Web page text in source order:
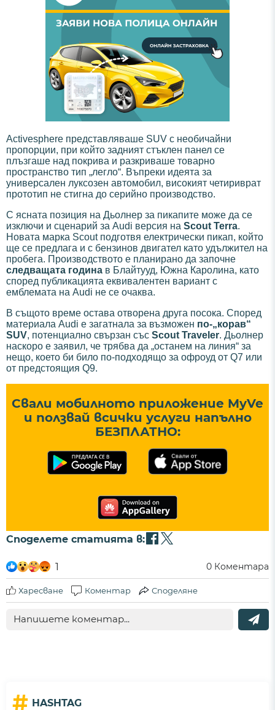
Activesphere представляваше SUV с необичайни
пропорции, при който задният стъклен панел се
плъзгаше над покрива и разкриваше товарно
пространство тип „легло“. Въпреки идеята за
универсален луксозен автомобил, високият четириврат
прототип не стигна до серийно производство.
С ясната позиция на Дьолнер за пикапите може да се
изключи и сценарий за Audi версия на Scout Terra.
Новата марка Scout подготвя електрически пикап, който
ще се предлага и с бензинов двигател като удължител на
пробега. Производството е планирано да започне
следващата година в Блайтууд, Южна Каролина, като
според публикацията еквивалентен вариант с
емблемата на Audi не се очаква.
В същото време остава отворена друга посока. Според
материала Audi е загатнала за възможен по-„корав“
SUV, потенциално свързан със Scout Traveler. Дьолнер
наскоро е заявил, че трябва да „останем на линия“ за
нещо, което би било по-подходящо за офроуд от Q7 или
от предстоящия Q9.
Свали мобилното приложение MyVe
и ползвай всички услуги напълно
БЕЗПЛАТНО:
Споделете статията в:
1 0 Коментара
Харесване Коментар Споделяне
# HASHTAG